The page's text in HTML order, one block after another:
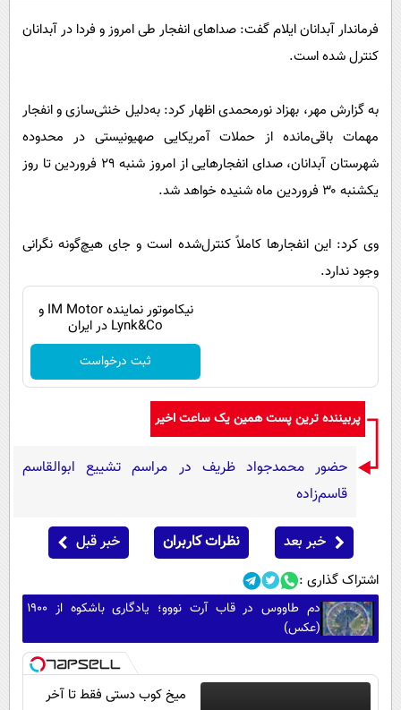
حوادث
محیط زیست
بین الملل
حیات وحش
سیاست خارجی
دانلود
فرماندار آبدانان ایلام گفت: صداهای انفجار طی امروز و فردا در آبدانان
کنترل شده است.
به گزارش مهر، بهزاد نورمحمدی اظهار کرد: به‌دلیل خنثی‌سازی و انفجار
مهمات باقی‌مانده از حملات آمریکایی صهیونیستی در محدوده
شهرستان آبدانان، صدای انفجارهایی از امروز شنبه ۲۹ فروردین تا روز
یکشنبه ۳۰ فروردین ماه شنیده خواهد شد.
وی کرد: این انفجارها کاملاً کنترل‌شده است و جای هیچ‌گونه نگرانی
وجود ندارد.
نیکاموتور نماینده IM Motor و
Lynk&Co در ایران
ثبت درخواست
پربیننده ترین پست همین یک ساعت اخیر
حضور محمدجواد ظریف در مراسم تشییع ابوالقاسم
قاسم‌زاده
خبر بعد نظرات کاربران خبر قبل
اشتراک گذاری :
دم طاووس در قاب آرت نووو؛ یادگاری باشکوه از 1900
(عکس)
میخ کوب دستی فقط تا آخر